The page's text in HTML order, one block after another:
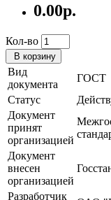
0.00р.
Кол-во
В корзину
Вид
документа
ГОСТ
Статус
Документ
принят
организацией
Документ
внесен
организацией
Разработчик